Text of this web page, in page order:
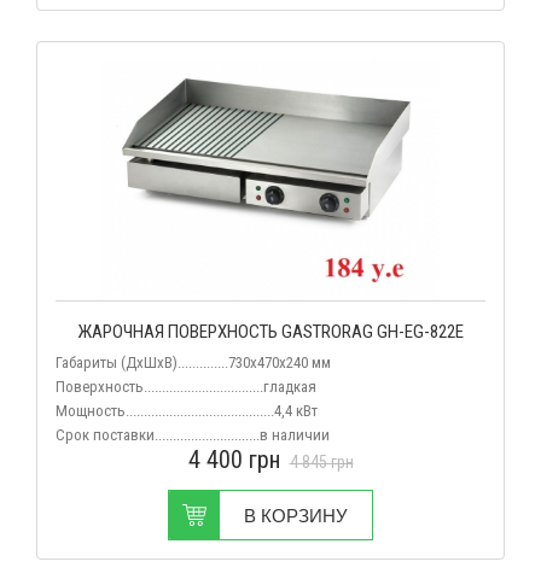
ЖАРОЧНАЯ ПОВЕРХНОСТЬ GASTRORAG GH-EG-822E
Габариты (ДхШхВ)..............730х470х240 мм
Поверхность.................................гладкая
Мощность.........................................4,4 кВт
Срок поставки.............................в наличии
4 400 грн 4 845грн
В КОРЗИНУ